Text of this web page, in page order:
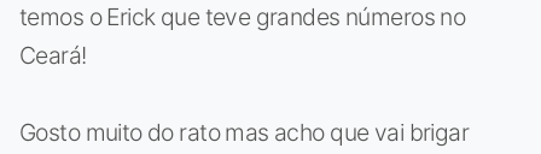
temos o Erick que teve grandes números no
Ceará!
Gosto muito do rato mas acho que vai brigar